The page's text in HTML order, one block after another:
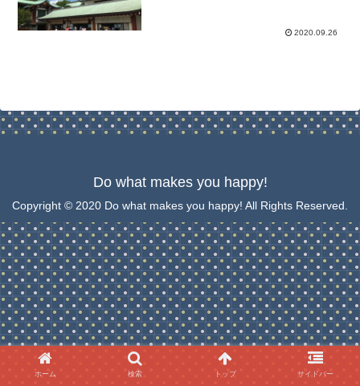
2020.09.26
Do what makes you happy!
Copyright © 2020 Do what makes you happy! All Rights Reserved.
ホーム 検索 トップ サイドバー